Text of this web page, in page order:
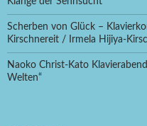
Scherben von Glück –
Kirschnereit / Irmela Hijiya-
Naoko Christ-Kato
Welten“